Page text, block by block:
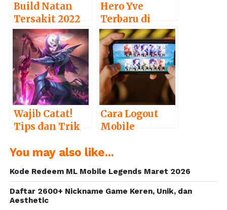
Build Natan
Tersakit 2022
di Mobile
Legends
Hero Yve
Terbaru di
Mobile
Legends
Wajib Catat!
Tips dan Trik
Jungler di
Legends
Cara Logout
Mobile
Ganti Akun
Data
You may also like...
Kode Redeem ML Mobile Legends Maret 2026
Daftar 2600+ Nickname Game Keren, Unik, dan
Aesthetic